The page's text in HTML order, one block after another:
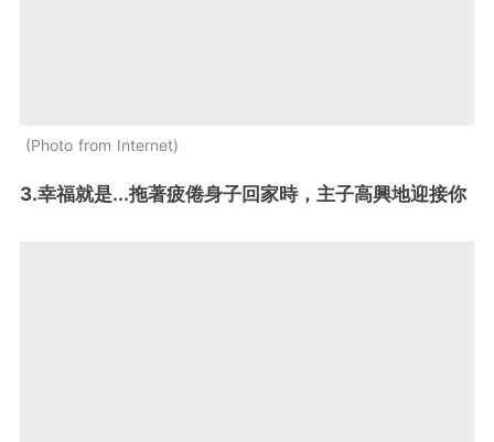
Photo from Internet
3.幸福就是...拖著疲倦身子回家時，主子高興地迎接你